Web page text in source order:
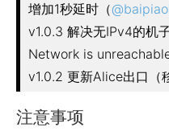
增加1秒延时（
v1.0.3 解决无IPv4的机
Network is
v1.0.2 更新Alice出口（
注意事项